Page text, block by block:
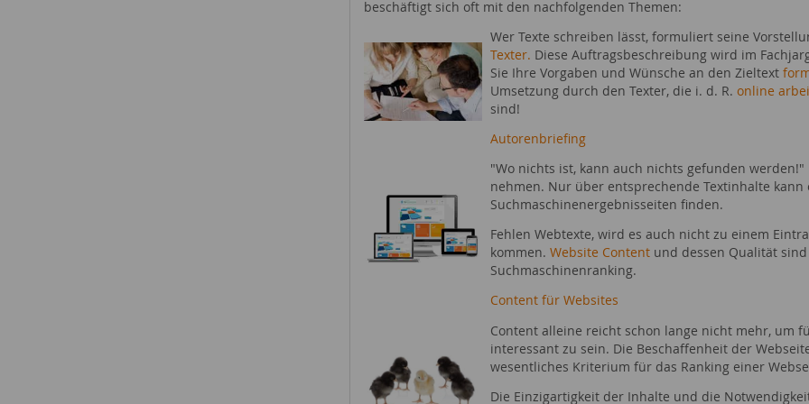
beschäftigt sich oft mit den nachfolgenden Themen:
Wer Texte schreiben lässt, formuliert seine
Texter. Diese Auftragsbeschreibung wird im
Sie Ihre Vorgaben und Wünsche an den Zieltext
Umsetzung durch den Texter, die i. d. R. online
sind!
Autorenbriefing
"Wo nichts ist, kann auch nichts gefunden
nehmen. Nur über entsprechende Textinhalte kann
Suchmaschinenergebnisseiten finden.
Fehlen Webtexte, wird es auch nicht zu einem
kommen. Website Content und dessen Qualität
Suchmaschinenranking.
Content für Websites
Content alleine reicht schon lange nicht mehr, um
interessant zu sein. Die Beschaffenheit der
wesentliches Kriterium für das Ranking einer
Die Einzigartigkeit der Inhalte und die